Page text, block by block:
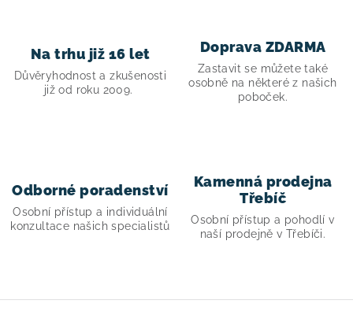
p
i
Na trhu již 16 let
Důvěryhodnost a zkušenosti
již od roku 2009.
Doprava ZDARMA
Zastavit se můžete také
osobně na některé z našich
poboček.
Odborné poradenství
Osobní přístup a individuální
konzultace našich specialistů
Kamenná prodejna
Třebíč
Osobní přístup a pohodlí v
naší prodejně v Třebíči.